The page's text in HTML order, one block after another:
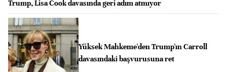
Trump, Lisa Cook davasında geri adım atmıyor
Yüksek Mahkeme'den Trump'ın Carroll
davasındaki başvurusuna ret